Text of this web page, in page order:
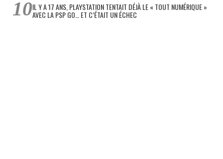
IL Y A 17 ANS, PLAYSTATION TENTAIT DÉJÀ LE « TOUT NUMÉRIQUE »
AVEC LA PSP GO… ET C’ÉTAIT UN ÉCHEC